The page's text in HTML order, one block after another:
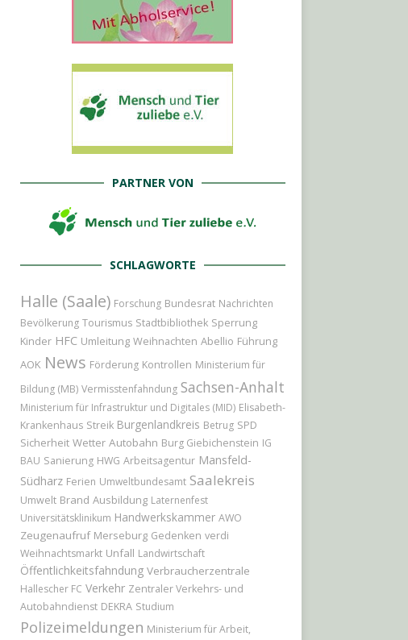
PARTNER VON
SCHLAGWORTE
Halle (Saale) Forschung Bundesrat Nachrichten
Bevölkerung Tourismus Stadtbibliothek Sperrung
Kinder HFC Umleitung Weihnachten Abellio Führung
AOK News Förderung Kontrollen Ministerium für
Bildung (MB) Vermisstenfahndung Sachsen-Anhalt
Ministerium für Infrastruktur und Digitales (MID) Elisabeth-
Krankenhaus Streik Burgenlandkreis Betrug SPD
Sicherheit Wetter Autobahn Burg Giebichenstein IG
BAU Sanierung HWG Arbeitsagentur Mansfeld-
Südharz Ferien Umweltbundesamt Saalekreis
Umwelt Brand Ausbildung Laternenfest
Universitätsklinikum Handwerkskammer AWO
Zeugenaufruf Merseburg Gedenken verdi
Weihnachtsmarkt Unfall Landwirtschaft
Öffentlichkeitsfahndung Verbraucherzentrale
Hallescher FC Verkehr Zentraler Verkehrs- und
Autobahndienst DEKRA Studium
Polizeimeldungen Ministerium für Arbeit,